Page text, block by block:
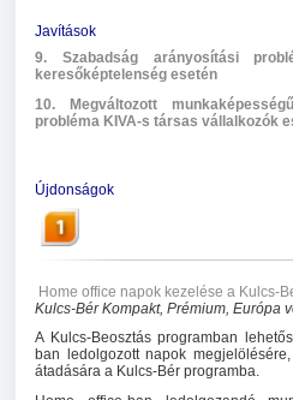
Javítások
9. Szabadság arányosítási
keresőképtelenség esetén
10. Megváltozott
probléma KIVA-s társas vállalkozók
Újdonságok
Home office napok kezelése a Kulcs-
Kulcs-Bér Kompakt, Prémium, Európa
A Kulcs-Beosztás programban
ban ledolgozott napok
átadására a Kulcs-Bér programba.